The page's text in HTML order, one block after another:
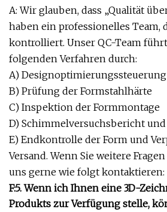
A: Wir glauben, dass „Qualität
haben ein professionelles Team,
kontrolliert. Unser QC-Team
folgenden Verfahren durch:
A) Designoptimierungssteuerung
B) Prüfung der Formstahlhärte
C) Inspektion der Formmontage
D) Schimmelversuchsbericht
E) Endkontrolle der Form und
Versand. Wenn Sie weitere
uns gerne wie folgt kontaktieren:
F:5. Wenn ich Ihnen eine 3D-
Produkts zur Verfügung stelle,